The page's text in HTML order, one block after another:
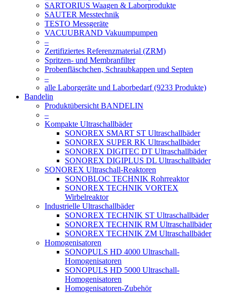
SARTORIUS Waagen & Laborprodukte
SAUTER Messtechnik
TESTO Messgeräte
VACUUBRAND Vakuumpumpen
–
Zertifiziertes Referenzmaterial (ZRM)
Spritzen- und Membranfilter
Probenfläschchen, Schraubkappen und Septen
–
alle Laborgeräte und Laborbedarf (9233 Produkte)
Bandelin
Produktübersicht BANDELIN
–
Kompakte Ultraschallbäder
SONOREX SMART ST Ultraschallbäder
SONOREX SUPER RK Ultraschallbäder
SONOREX DIGITEC DT Ultraschallbäder
SONOREX DIGIPLUS DL Ultraschallbäder
SONOREX Ultraschall-Reaktoren
SONOBLOC TECHNIK Rohrreaktor
SONOREX TECHNIK VORTEX
Wirbelreaktor
Industrielle Ultraschallbäder
SONOREX TECHNIK ST Ultraschallbäder
SONOREX TECHNIK RM Ultraschallbäder
SONOREX TECHNIK ZM Ultraschallbäder
Homogenisatoren
SONOPULS HD 4000 Ultraschall-
Homogenisatoren
SONOPULS HD 5000 Ultraschall-
Homogenisatoren
Homogenisatoren-Zubehör